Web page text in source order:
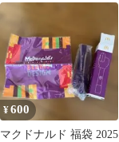
ス ジッパーポーチ、
¥600
マクドナルド 福袋 2025